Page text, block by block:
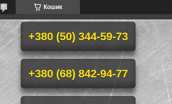
Кошик
+380 (50) 344-59-73
+380 (68) 842-94-77